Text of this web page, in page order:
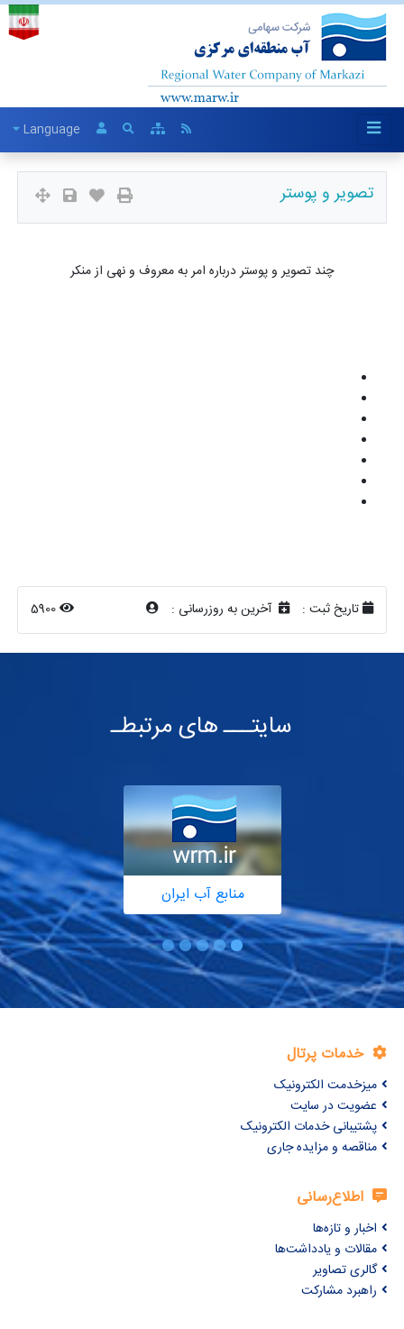
Language
تصویر و پوستر
چند تصویر و پوستر درباره امر به معروف و نهی از منکر
تاریخ ثبت : آخرین به روزرسانی : 5900
سایتـــ های مرتبطـ
منابع آب ایران
خدمات پرتال
میزخدمت الکترونیک
عضویت در سایت
پشتیبانی خدمات الکترونیک
مناقصه و مزایده جاری
اطلاع‌رسانی
اخبار و تازه‌ها
مقالات و یادداشت‌ها
گالری تصاویر
راهبرد مشارکت